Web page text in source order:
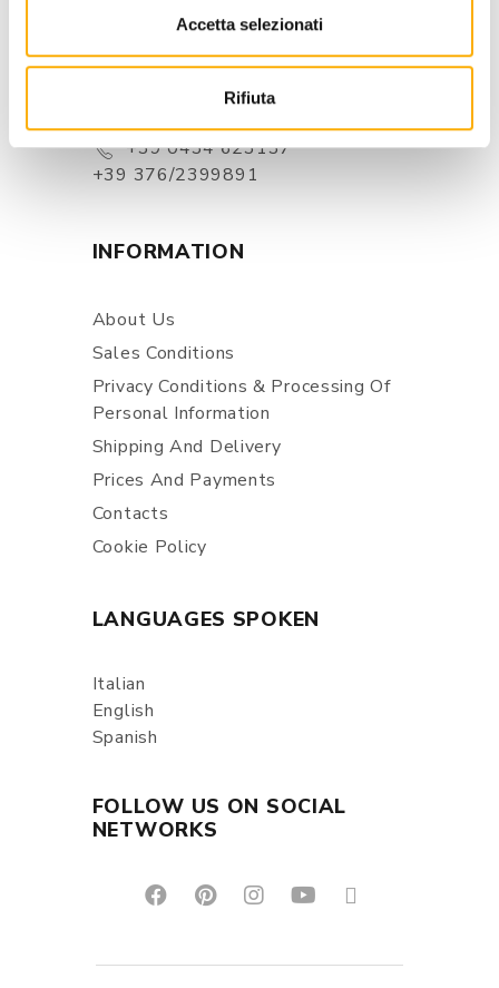
Accetta selezionati
Rifiuta
Via Pordenone, 1 - Poincicco Di
Zoppola 33080 (PN) - Italia
store@martinelstore.com
+39 0434 623137
+39 376/2399891
INFORMATION
About Us
Sales Conditions
Privacy Conditions & Processing Of
Personal Information
Shipping And Delivery
Prices And Payments
Contacts
Cookie Policy
LANGUAGES SPOKEN
Italian
English
Spanish
FOLLOW US ON SOCIAL
NETWORKS